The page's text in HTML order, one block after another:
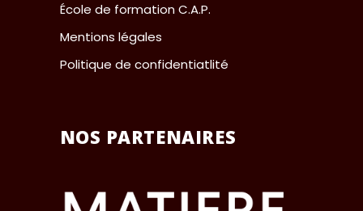
École de formation C.A.P.
Mentions légales
Politique de confidentiatlité
NOS PARTENAIRES